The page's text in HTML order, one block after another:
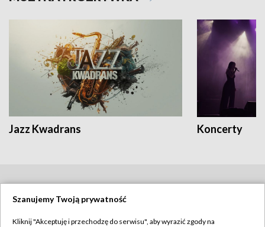
Jazz Kwadrans Koncerty
BIAŁYSTOK / BYDGOSZCZ
GORZÓW WLKP.
KATOWICE KIELCE
Szanujemy Twoją prywatność
Kliknij "Akceptuję i przechodzę do serwisu", aby wyrazić zgody na